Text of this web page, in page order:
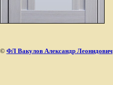
© ФЛ Вакулов Александр Леонидович